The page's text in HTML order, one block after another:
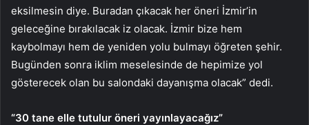
eksilmesin diye. Buradan çıkacak her öneri İzmir’in
geleceğine bırakılacak iz olacak. İzmir bize hem
kaybolmayı hem de yeniden yolu bulmayı öğreten şehir.
Bugünden sonra iklim meselesinde de hepimize yol
gösterecek olan bu salondaki dayanışma olacak” dedi.
“30 tane elle tutulur öneri yayınlayacağız”